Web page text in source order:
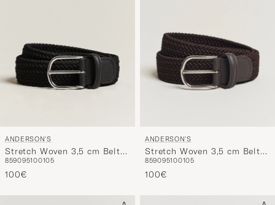
ANDERSON'S
Stretch Woven 3,5 cm Belt
Black
859095100105
100€
ANDERSON'S
Stretch Woven 3,5 cm Belt
Brown
859095100105
100€